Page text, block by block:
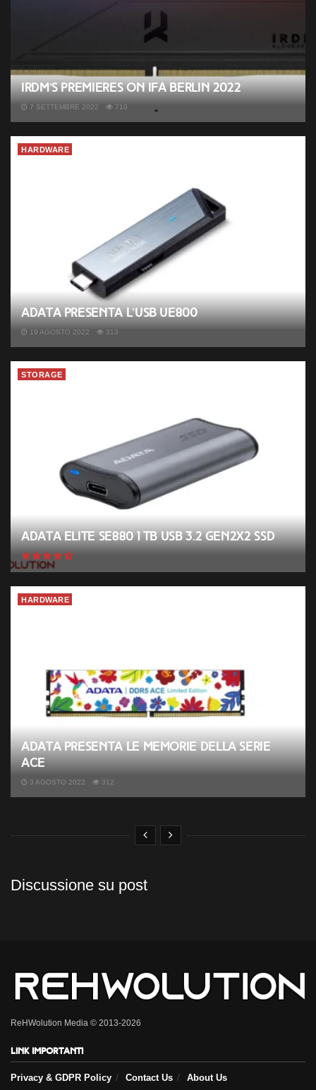
IRDM’s premieres on IFA Berlin 2022
7 SETTEMBRE 2022 710
HARDWARE
ADATA presenta l’USB UE800
19 AGOSTO 2022 313
STORAGE
ADATA Elite SE880 1 TB USB 3.2 Gen2x2 SSD
HARDWARE
ADATA presenta le memorie della serie
ACE
3 AGOSTO 2022 312
Discussione su post
ReHWolution Media © 2013-2026
Link importanti
Privacy & GDPR Policy Contact Us About Us